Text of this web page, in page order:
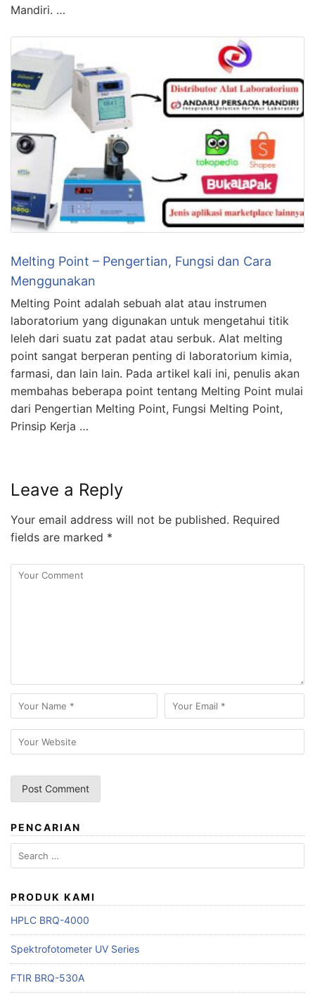
Mandiri. …
Melting Point – Pengertian, Fungsi dan Cara
Menggunakan
Melting Point adalah sebuah alat atau instrumen
laboratorium yang digunakan untuk mengetahui titik
leleh dari suatu zat padat atau serbuk. Alat melting
point sangat berperan penting di laboratorium kimia,
farmasi, dan lain lain. Pada artikel kali ini, penulis akan
membahas beberapa point tentang Melting Point mulai
dari Pengertian Melting Point, Fungsi Melting Point,
Prinsip Kerja …
Leave a Reply
Your email address will not be published. Required
fields are marked *
PENCARIAN
Search
for:
PRODUK KAMI
HPLC BRQ-4000
Spektrofotometer UV Series
FTIR BRQ-530A